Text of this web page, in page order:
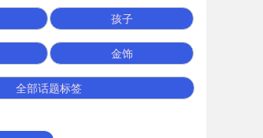
孩子
金饰
全部话题标签